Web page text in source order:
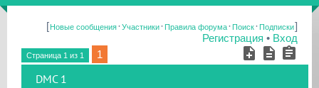
[Новые сообщения·Участники·Правила форума·Поиск·Подписки]
Регистрация • Вход
Страница 1 из 1 1
DMC 1